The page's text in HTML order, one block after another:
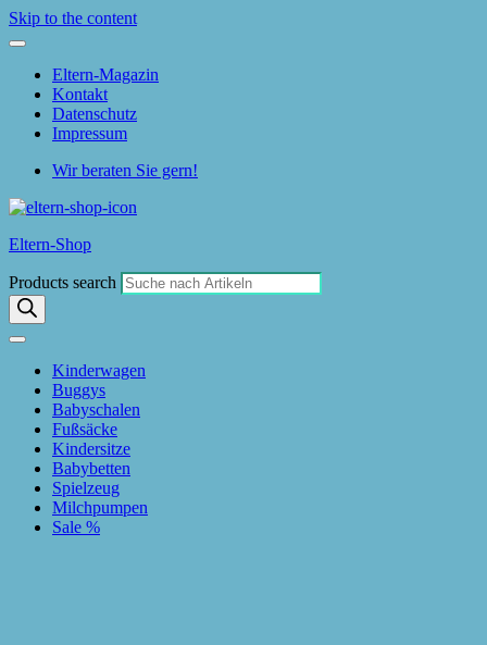
Skip to the content
Eltern-Magazin
Kontakt
Datenschutz
Impressum
Wir beraten Sie gern!
Eltern-Shop
Products search
Kinderwagen
Buggys
Babyschalen
Fußsäcke
Kindersitze
Babybetten
Spielzeug
Milchpumpen
Sale %